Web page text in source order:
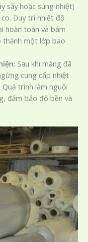
sấy hoặc súng nhiệt)
Duy trì nhiệt độ
hoàn toàn và bám
thành một lớp bao
Sau khi màng đã
cung cấp nhiệt
trình làm nguội
đảm bảo độ bền và